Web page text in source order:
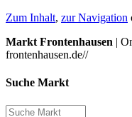
Zum Inhalt, zur Navigation
Markt Frontenhausen |
frontenhausen.de//
Suche Markt